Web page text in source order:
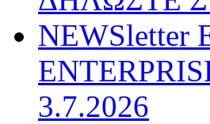
3.7.2026